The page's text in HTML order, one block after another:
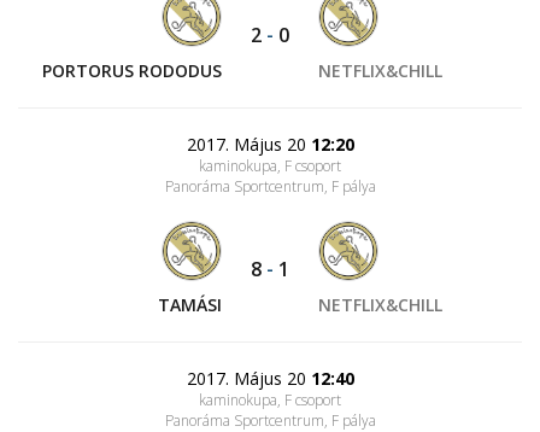
PORTORUS RODODUS
2 - 0
NETFLIX&CHILL
2017. Május 20 12:20
kaminokupa, F csoport
Panoráma Sportcentrum, F pálya
TAMÁSI
8 - 1
NETFLIX&CHILL
2017. Május 20 12:40
kaminokupa, F csoport
Panoráma Sportcentrum, F pálya